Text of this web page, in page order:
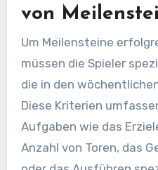
von
Um Meilensteine
müssen die Spieler
die in den
Diese Kriterien
Aufgaben wie das
Anzahl von Toren, das